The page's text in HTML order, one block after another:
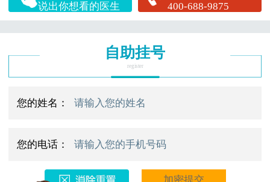
说出你想看的医生 400-688-9875
自助挂号
register
您的姓名：
您的电话：